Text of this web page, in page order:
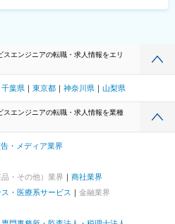
エンジニアの転職・求人情報をエリ
千葉県 東京都 神奈川県 山梨県
スエンジニアの転職・求人情報を業種
・メディア業界
・その他）業界
商社業界
・医療系サービス
金融業界